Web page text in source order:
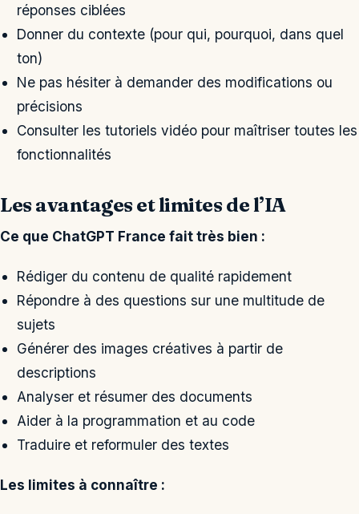
réponses ciblées
Donner du contexte (pour qui, pourquoi, dans quel
ton)
Ne pas hésiter à demander des modifications ou
précisions
Consulter les tutoriels vidéo pour maîtriser toutes les
fonctionnalités
Les avantages et limites de l’IA
Ce que ChatGPT France fait très bien :
Rédiger du contenu de qualité rapidement
Répondre à des questions sur une multitude de
sujets
Générer des images créatives à partir de
descriptions
Analyser et résumer des documents
Aider à la programmation et au code
Traduire et reformuler des textes
Les limites à connaître :